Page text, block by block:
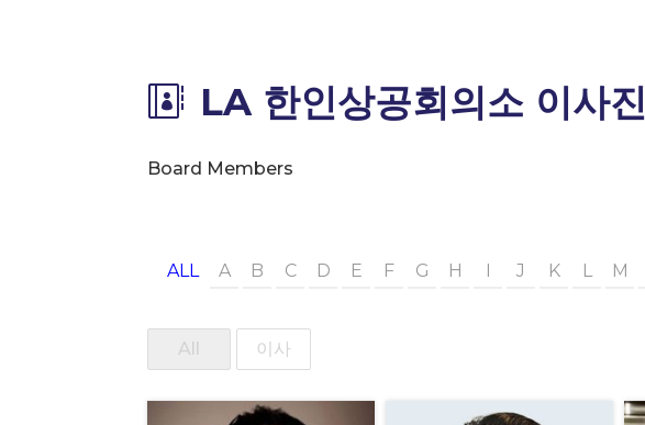
 LA 한인상공회의소 이사진
Board Members
ALL A B C D E F G H I J K L M
All 이사